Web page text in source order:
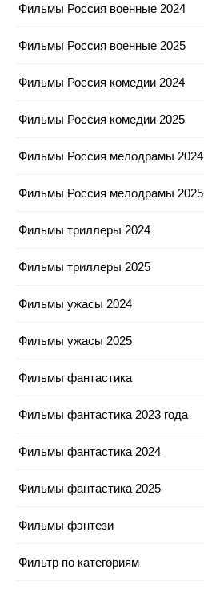
Фильмы Россия военные 2024
Фильмы Россия военные 2025
Фильмы Россия комедии 2024
Фильмы Россия комедии 2025
Фильмы Россия мелодрамы 2024
Фильмы Россия мелодрамы 2025
Фильмы триллеры 2024
Фильмы триллеры 2025
Фильмы ужасы 2024
Фильмы ужасы 2025
Фильмы фантастика
Фильмы фантастика 2023 года
Фильмы фантастика 2024
Фильмы фантастика 2025
Фильмы фэнтези
Фильтр по категориям